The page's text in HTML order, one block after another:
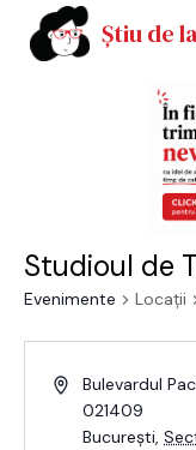
Știu de
Studioul de
Evenimente Locații
Bulevardul
021409
București,